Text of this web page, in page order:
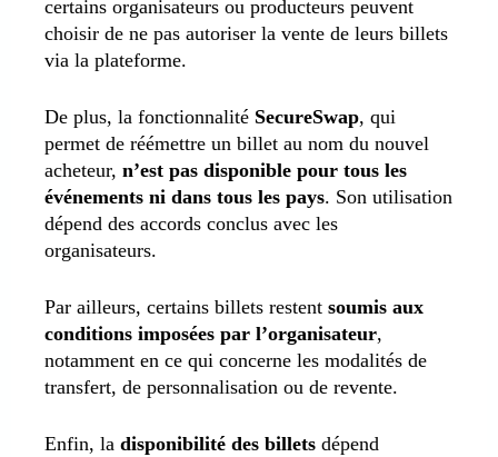
certains organisateurs ou producteurs peuvent
choisir de ne pas autoriser la vente de leurs billets
via la plateforme.
De plus, la fonctionnalité SecureSwap, qui
permet de réémettre un billet au nom du nouvel
acheteur, n’est pas disponible pour tous les
événements ni dans tous les pays. Son utilisation
dépend des accords conclus avec les
organisateurs.
Par ailleurs, certains billets restent soumis aux
conditions imposées par l’organisateur,
notamment en ce qui concerne les modalités de
transfert, de personnalisation ou de revente.
Enfin, la disponibilité des billets dépend